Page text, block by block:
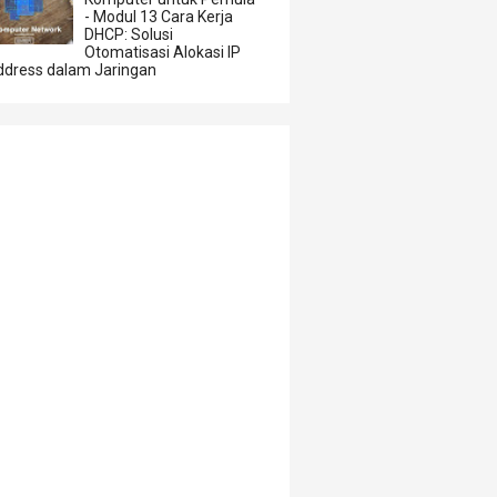
- Modul 13 Cara Kerja
DHCP: Solusi
Otomatisasi Alokasi IP
dalam Jaringan